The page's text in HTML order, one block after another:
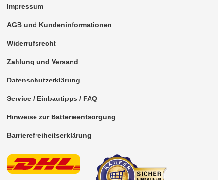
Impressum
AGB und Kundeninformationen
Widerrufsrecht
Zahlung und Versand
Datenschutzerklärung
Service / Einbautipps / FAQ
Hinweise zur Batterieentsorgung
Barrierefreiheitserklärung